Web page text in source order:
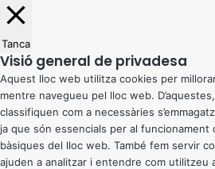
Tanca
Visió general de privadesa
Aquest lloc web utilitza cookies per
mentre navegueu pel lloc web.
classifiquen com a necessàries
ja que són essencials per al funcionament
bàsiques del lloc web. També fem servir
ajuden a analitzar i entendre com utilitzeu